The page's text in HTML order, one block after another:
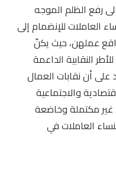
رفع الظلم الموجه
العاملات للإنضمام إلى
عملهن، حيث يكنّ
النقابية الداعمة
أن نقابات العمال
والاجتماعية
غير مكتملة وخاضعة
العاملات في